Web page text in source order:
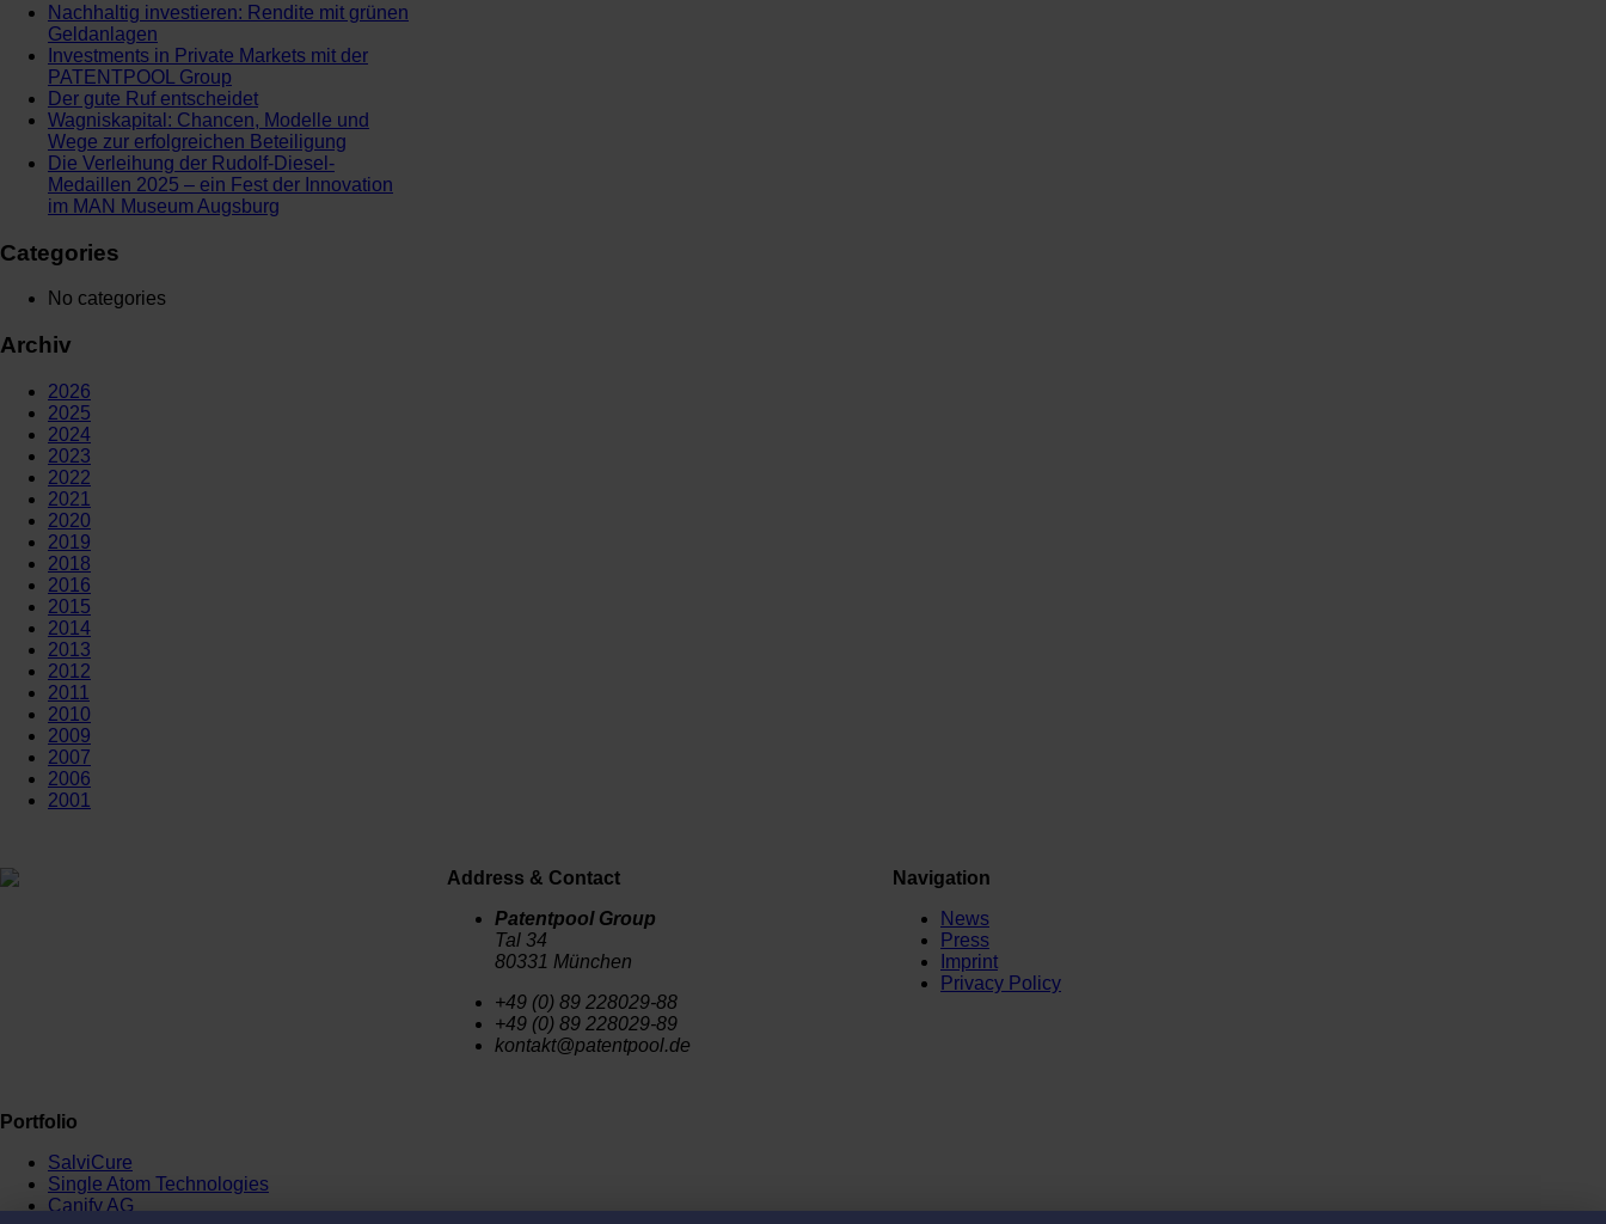
Nachhaltig investieren: Rendite mit grünen
Geldanlagen
Investments in Private Markets mit der
PATENTPOOL Group
Der gute Ruf entscheidet
Wagniskapital: Chancen, Modelle und
Wege zur erfolgreichen Beteiligung
Die Verleihung der Rudolf-Diesel-
Medaillen 2025 – ein Fest der Innovation
im MAN Museum Augsburg
Categories
No categories
Archiv
2026
2025
2024
2023
2022
2021
2020
2019
2018
2016
2015
2014
2013
2012
2011
2010
2009
2007
2006
2001
Address & Contact
Patentpool Group
Tal 34
80331 München
+49 (0) 89 228029-88
+49 (0) 89 228029-89
kontakt@patentpool.de
Navigation
News
Press
Imprint
Privacy Policy
Portfolio
SalviCure
Single Atom Technologies
Canify AG